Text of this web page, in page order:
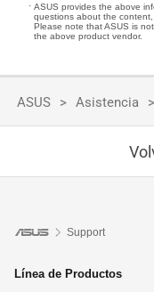
ASUS provides the above
questions about the
Please note that ASUS is
the above product vendor.
ASUS Asistencia
Support
Línea de Productos